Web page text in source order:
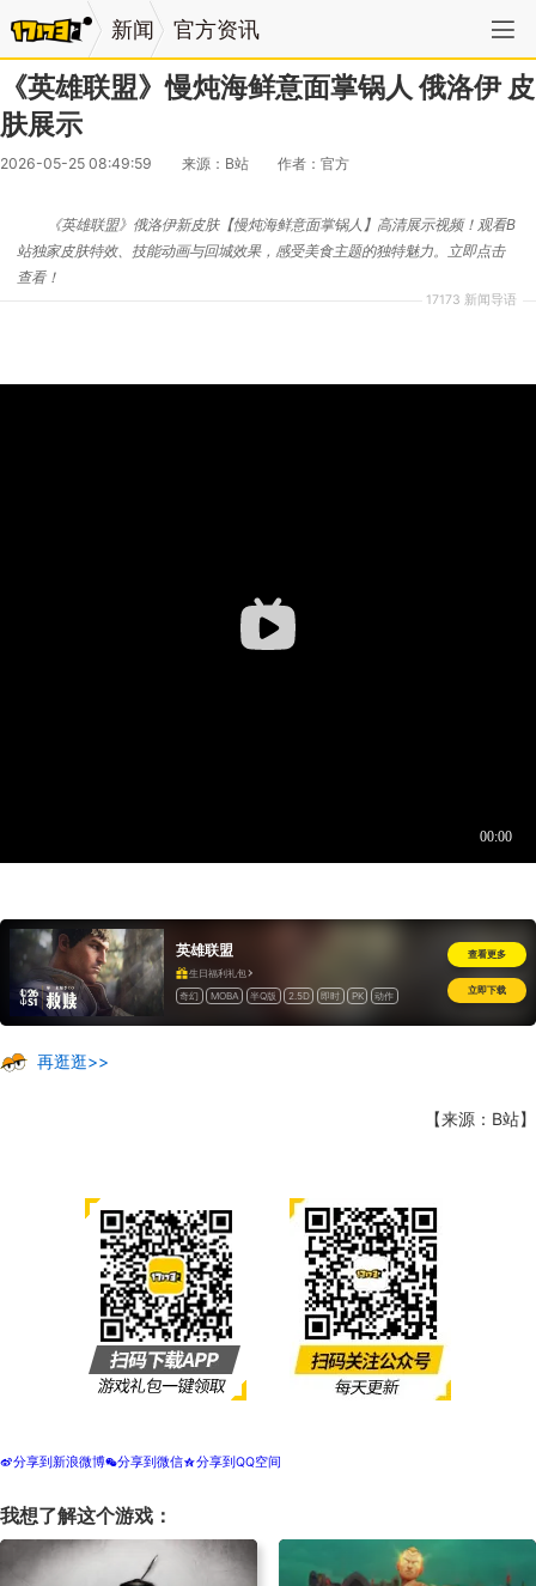
新闻 官方资讯
《英雄联盟》慢炖海鲜意面掌锅人 俄洛伊 皮
肤展示
2026-05-25 08:49:59 来源：B站 作者：官方
17173 新闻导语
《英雄联盟》俄洛伊新皮肤【慢炖海鲜意面掌锅人】高清展示视频！观看B
站独家皮肤特效、技能动画与回城效果，感受美食主题的独特魅力。立即点击
查看！
英雄联盟
生日福利礼包
奇幻
MOBA 半Q版 2.5D 即时 PK
动作
查看更多
立即下载
再逛逛>>
【来源：B站】
t分享到新浪微博w分享到微信z分享到QQ空间
我想了解这个游戏：